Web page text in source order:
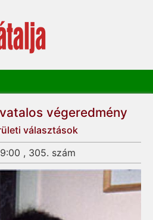
végeredmény
választások
, 305. szám